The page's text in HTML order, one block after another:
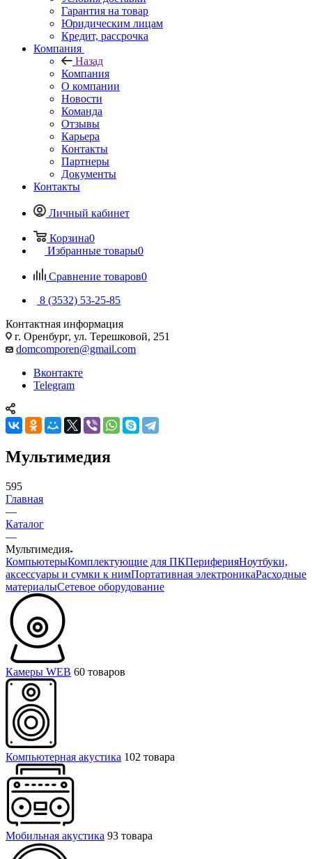
Гарантия на товар
Юридическим лицам
Кредит, рассрочка
Компания
Назад
Компания
О компании
Новости
Команда
Отзывы
Карьера
Контакты
Партнеры
Документы
Контакты
Личный кабинет
Корзина0
Избранные товары0
Сравнение товаров0
8 (3532) 53-25-85
Контактная информация
г. Оренбург, ул. Терешковой, 251
domcomporen@gmail.com
Вконтакте
Telegram
Мультимедия
595
Главная
—
Каталог
—
Мультимедия
КомпьютерыКомплектующие для ПКПериферияНоутбуки,
аксессуары и сумки к нимПортативная электроникаРасходные
материалыСетевое оборудование
Камеры WEB 60 товаров
Компьютерная акустика 102 товара
Мобильная акустика 93 товара